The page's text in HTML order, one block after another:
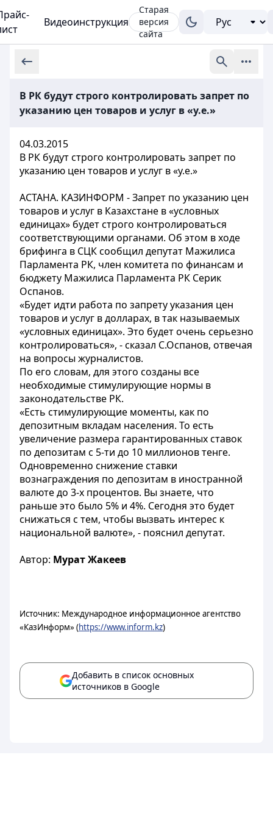
Видеоинструкция
Старая
версия
сайта
В РК будут строго контролировать запрет по
указанию цен товаров и услуг в «у.е.»
04.03.2015
В РК будут строго контролировать запрет по
указанию цен товаров и услуг в «у.е.»
АСТАНА. КАЗИНФОРМ - Запрет по указанию цен
товаров и услуг в Казахстане в «условных
единицах» будет строго контролироваться
соответствующими органами. Об этом в ходе
брифинга в СЦК сообщил депутат Мажилиса
Парламента РК, член комитета по финансам и
бюджету Мажилиса Парламента РК Серик
Оспанов.
«Будет идти работа по запрету указания цен
товаров и услуг в долларах, в так называемых
«условных единицах». Это будет очень серьезно
контролироваться», - сказал С.Оспанов, отвечая
на вопросы журналистов.
По его словам, для этого созданы все
необходимые стимулирующие нормы в
законодательстве РК.
«Есть стимулирующие моменты, как по
депозитным вкладам населения. То есть
увеличение размера гарантированных ставок
по депозитам с 5-ти до 10 миллионов тенге.
Одновременно снижение ставки
вознаграждения по депозитам в иностранной
валюте до 3-х процентов. Вы знаете, что
раньше это было 5% и 4%. Сегодня это будет
снижаться с тем, чтобы вызвать интерес к
национальной валюте», - пояснил депутат.
Автор: Мурат Жакеев
Источник: Международное информационное агентство
«КазИнформ» (https://www.inform.kz)
Добавить в список основных
источников в Google